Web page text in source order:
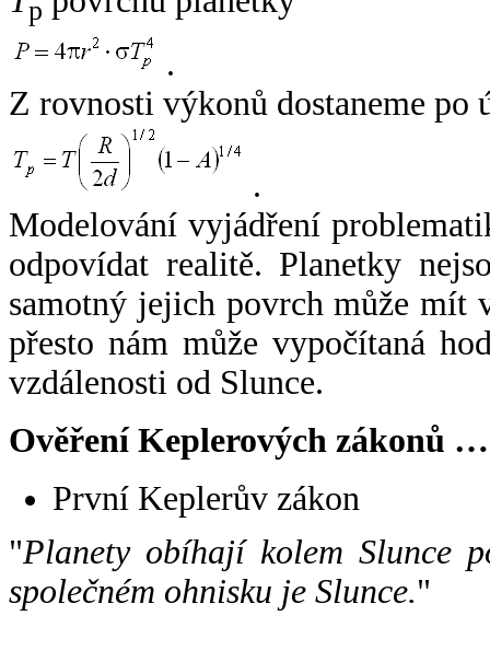
p
.
Z rovnosti výkonů dostaneme po
.
Modelování vyjádření
odpovídat realitě. Planetky
samotný jejich povrch může mít
přesto nám může vypočítaná
vzdálenosti od Slunce.
Ověření Keplerových zákonů …
První Keplerův zákon
"Planety obíhají kolem Slunce
společném ohnisku je Slunce."